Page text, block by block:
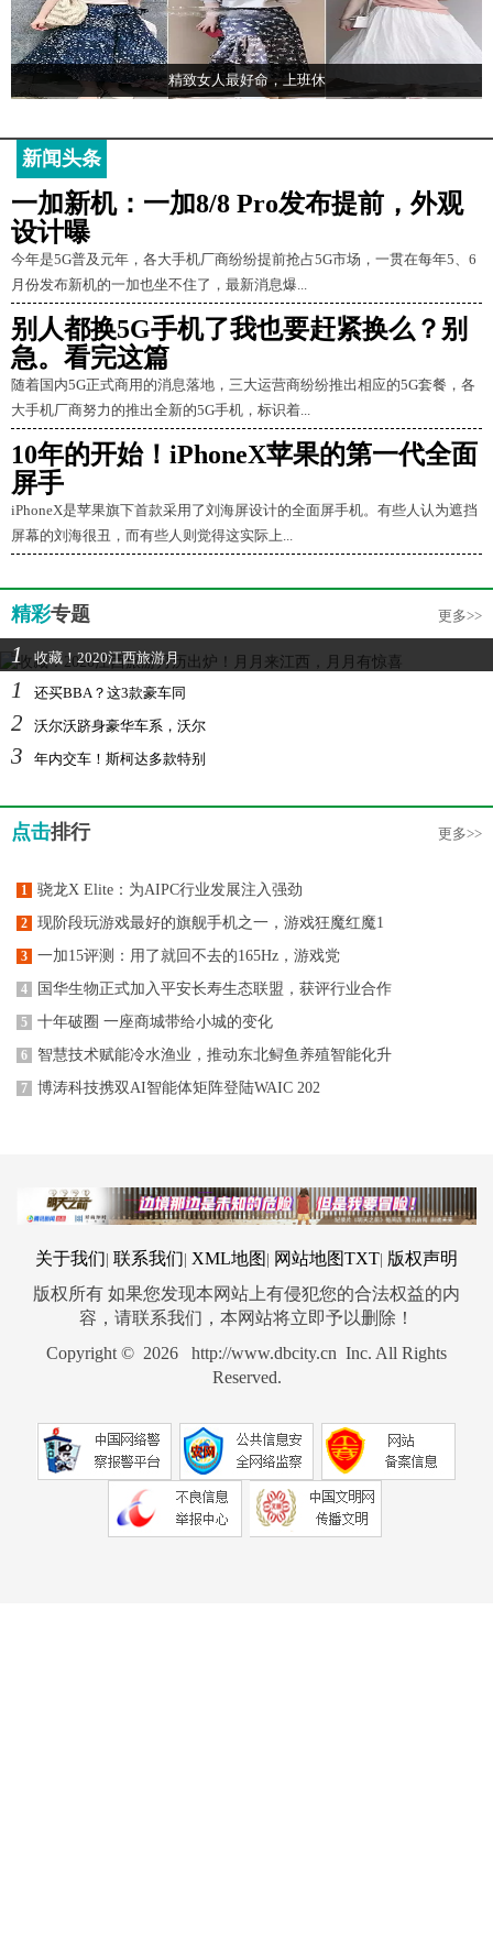
精致女人最好命，上班休
新闻头条
一加新机：一加8/8 Pro发布提前，外观
设计曝
今年是5G普及元年，各大手机厂商纷纷提前抢占5G市场，一贯在每年5、6
月份发布新机的一加也坐不住了，最新消息爆...
别人都换5G手机了我也要赶紧换么？别
急。看完这篇
随着国内5G正式商用的消息落地，三大运营商纷纷推出相应的5G套餐，各
大手机厂商努力的推出全新的5G手机，标识着...
10年的开始！iPhoneX苹果的第一代全面
屏手
iPhoneX是苹果旗下首款采用了刘海屏设计的全面屏手机。有些人认为遮挡
屏幕的刘海很丑，而有些人则觉得这实际上...
精彩专题 更多>>
1 收藏！2020江西旅游月
1 还买BBA？这3款豪车同
2 沃尔沃跻身豪华车系，沃尔
3 年内交车！斯柯达多款特别
点击排行 更多>>
1 骁龙X Elite：为AIPC行业发展注入强劲
2 现阶段玩游戏最好的旗舰手机之一，游戏狂魔红魔1
3 一加15评测：用了就回不去的165Hz，游戏党
4 国华生物正式加入平安长寿生态联盟，获评行业合作
5 十年破圈 一座商城带给小城的变化
6 智慧技术赋能冷水渔业，推动东北鲟鱼养殖智能化升
7 博涛科技携双AI智能体矩阵登陆WAIC 202
关于我们 联系我们 XML地图 网站地图TXT 版权声明
版权所有 如果您发现本网站上有侵犯您的合法权益的内
容，请联系我们，本网站将立即予以删除！
Copyright © 2026 http://www.dbcity.cn Inc. All Rights
Reserved.